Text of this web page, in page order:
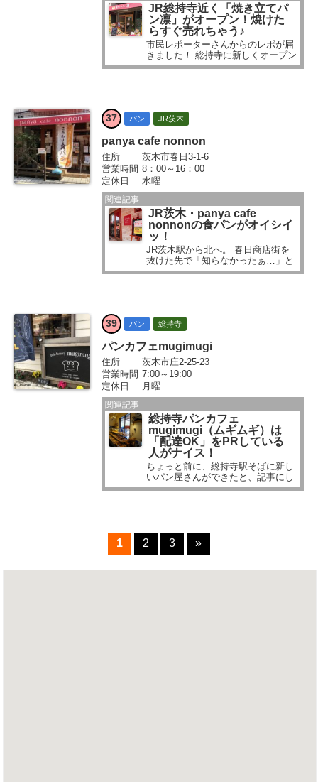
JR総持寺近く「焼き立てパ
ン凛」がオープン！焼けた
らすぐ売れちゃう♪
市民レポーターさんからのレポが届
きました！ 総持寺に新しくオープン
したお店について、市民レポーター
37 パン JR茨木
panya cafe nonnon
住所
茨木市春日3-1-6
営業時間 8：00～16：00
定休日
水曜
関連記事
JR茨木・panya cafe
nonnonの食パンがオイシイ
ッ！
JR茨木駅から北へ。 春日商店街を
抜けた先で「知らなかったぁ…」と
いう情報をいただきました...
39 パン 総持寺
パンカフェmugimugi
住所
茨木市庄2-25-23
営業時間 7:00～19:00
定休日
月曜
関連記事
総持寺パンカフェ
mugimugi（ムギムギ）は
「配達OK」をPRしている
人がナイス！
ちょっと前に、総持寺駅そばに新し
いパン屋さんができたと、記事にし
ました。 【阪急総持寺駅そばで新し
1 2 3 »